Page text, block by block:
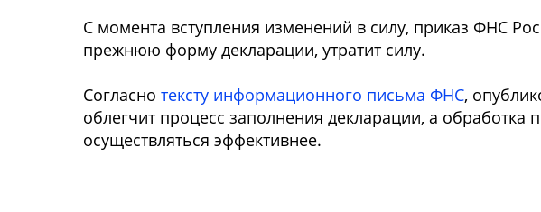
С момента вступления изменений в силу, приказ ФНС
прежнюю форму декларации, утратит силу.
Согласно тексту информационного письма ФНС,
облегчит процесс заполнения декларации, а
осуществляться эффективнее.